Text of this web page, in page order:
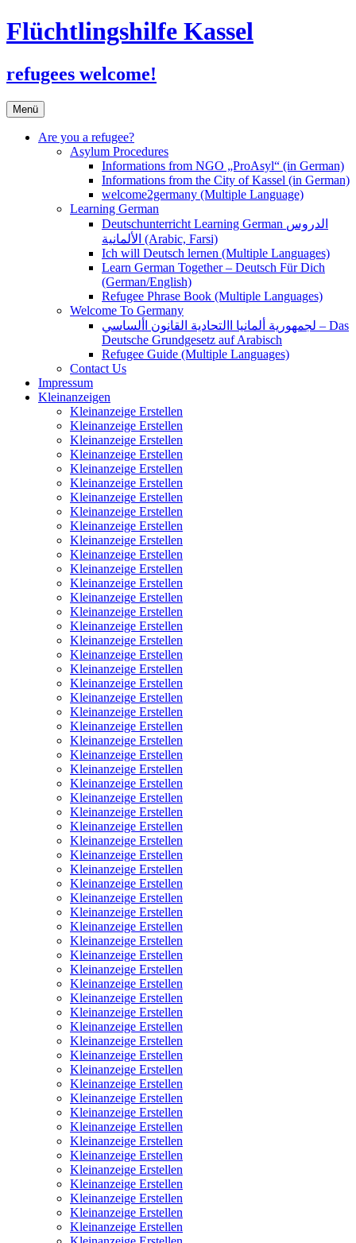
Flüchtlingshilfe Kassel
refugees welcome!
Menü Zum
Inhalt
springen
Are you a refugee?
Asylum Procedures
Informations from NGO „ProAsyl“ (in German)
Informations from the City of Kassel (in German)
welcome2germany (Multiple Language)
Learning German
Deutschunterricht Learning German الدروس
الألمانية (Arabic, Farsi)
Ich will Deutsch lernen (Multiple Languages)
Learn German Together – Deutsch Für Dich
(German/English)
Refugee Phrase Book (Multiple Languages)
Welcome To Germany
لجمهورية ألمانيا االتحادية القانون األساسي – Das
Deutsche Grundgesetz auf Arabisch
Refugee Guide (Multiple Languages)
Contact Us
Impressum
Kleinanzeigen
Kleinanzeige Erstellen
Kleinanzeige Erstellen
Kleinanzeige Erstellen
Kleinanzeige Erstellen
Kleinanzeige Erstellen
Kleinanzeige Erstellen
Kleinanzeige Erstellen
Kleinanzeige Erstellen
Kleinanzeige Erstellen
Kleinanzeige Erstellen
Kleinanzeige Erstellen
Kleinanzeige Erstellen
Kleinanzeige Erstellen
Kleinanzeige Erstellen
Kleinanzeige Erstellen
Kleinanzeige Erstellen
Kleinanzeige Erstellen
Kleinanzeige Erstellen
Kleinanzeige Erstellen
Kleinanzeige Erstellen
Kleinanzeige Erstellen
Kleinanzeige Erstellen
Kleinanzeige Erstellen
Kleinanzeige Erstellen
Kleinanzeige Erstellen
Kleinanzeige Erstellen
Kleinanzeige Erstellen
Kleinanzeige Erstellen
Kleinanzeige Erstellen
Kleinanzeige Erstellen
Kleinanzeige Erstellen
Kleinanzeige Erstellen
Kleinanzeige Erstellen
Kleinanzeige Erstellen
Kleinanzeige Erstellen
Kleinanzeige Erstellen
Kleinanzeige Erstellen
Kleinanzeige Erstellen
Kleinanzeige Erstellen
Kleinanzeige Erstellen
Kleinanzeige Erstellen
Kleinanzeige Erstellen
Kleinanzeige Erstellen
Kleinanzeige Erstellen
Kleinanzeige Erstellen
Kleinanzeige Erstellen
Kleinanzeige Erstellen
Kleinanzeige Erstellen
Kleinanzeige Erstellen
Kleinanzeige Erstellen
Kleinanzeige Erstellen
Kleinanzeige Erstellen
Kleinanzeige Erstellen
Kleinanzeige Erstellen
Kleinanzeige Erstellen
Kleinanzeige Erstellen
Kleinanzeige Erstellen
Kleinanzeige Erstellen